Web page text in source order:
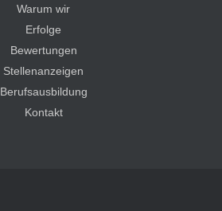
Warum wir
Erfolge
Bewertungen
Stellenanzeigen
Berufsausbildung
Kontakt